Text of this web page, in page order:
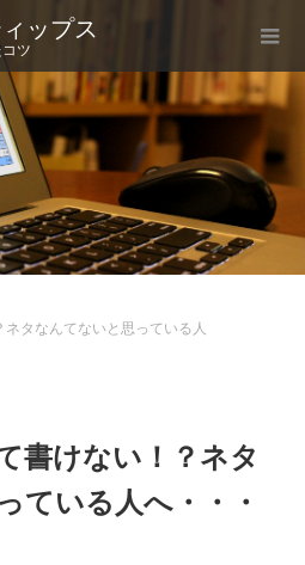
ップス
ツ
タなんてないと思っている人
書けない！？ネタ
ている人へ・・・